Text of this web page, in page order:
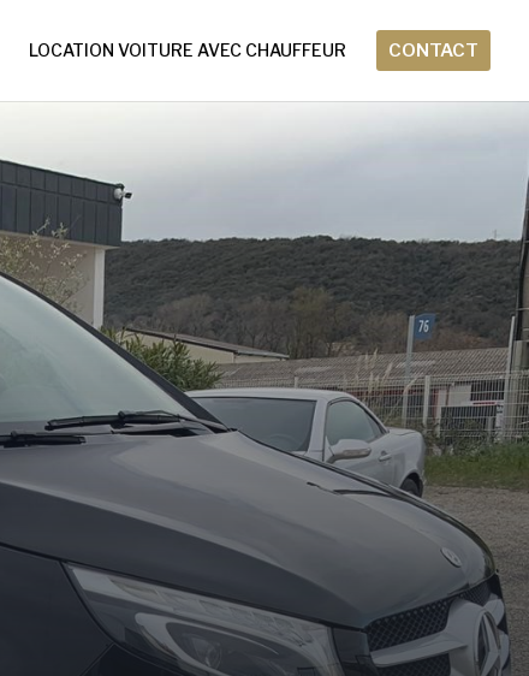
LOCATION VOITURE AVEC CHAUFFEUR CONTACT